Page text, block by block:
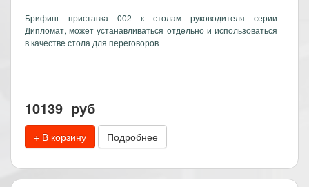
Брифинг приставка 002 к столам руководителя серии
Дипломат, может устанавливаться отдельно и использоваться
в качестве стола для переговоров
10139 руб
+ В корзину Подробнее